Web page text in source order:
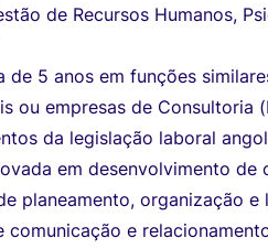
de Recursos Humanos,
de 5 anos em funções
ou empresas de Consultoria
da legislação laboral
em desenvolvimento de
planeamento, organização e
comunicação e